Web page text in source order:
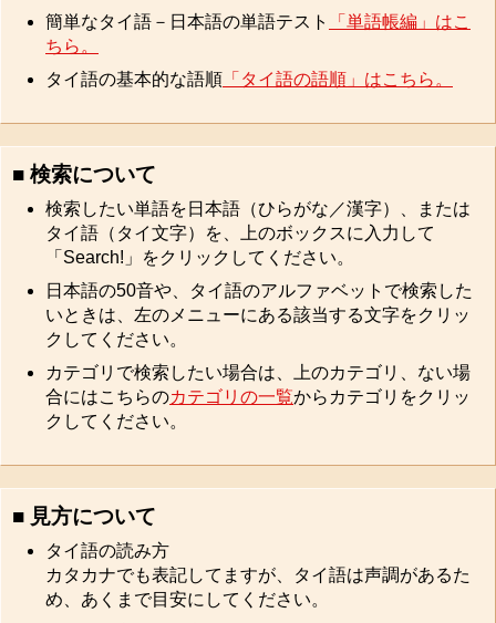
簡単なタイ語－日本語の単語テスト
「単語帳編」はこ
ちら。
タイ語の基本的な語順 「タイ語の語順」はこちら。
■ 検索について
検索したい単語を日本語（ひらがな／漢字）、または
タイ語（タイ文字）を、上のボックスに入力して
「Search!」をクリックしてください。
日本語の50音や、タイ語のアルファベットで検索した
いときは、左のメニューにある該当する文字をクリッ
クしてください。
カテゴリで検索したい場合は、上のカテゴリ、ない場
合にはこちらのカテゴリの一覧からカテゴリをクリッ
クしてください。
■ 見方について
タイ語の読み方
カタカナでも表記してますが、タイ語は声調があるた
め、あくまで目安にしてください。